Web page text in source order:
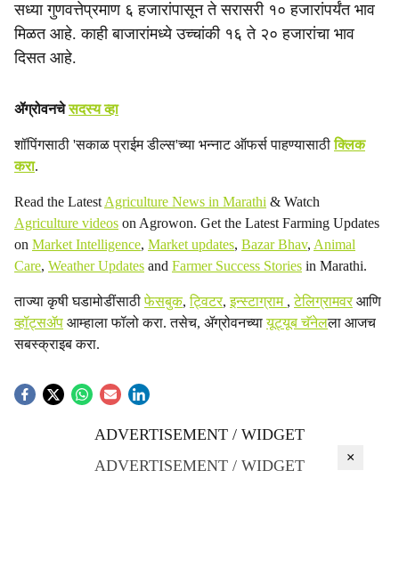
r
e
सध्या गुणवत्तेप्रमाण ६ हजारांपासून ते सरासरी १० हजारांपर्यंत भाव
मिळत आहे. काही बाजारांमध्ये उच्चांकी १६ ते २० हजारांचा भाव
दिसत आहे.
ॲग्रोवनचेसदस्य व्हा
शॉपिंगसाठी 'सकाळ प्राईम डील्स'च्या भन्नाट ऑफर्स पाहण्यासाठीक्लिक
करा.
Read the Latest Agriculture News in Marathi & Watch
Agriculture videos on Agrowon. Get the Latest Farming Updates
on Market Intelligence, Market updates, Bazar Bhav, Animal
Care, Weather Updates and Farmer Success Stories in Marathi.
ताज्या कृषी घडामोडींसाठीफेसबुक,ट्विटर,इन्स्टाग्राम ,टेलिग्रामवरआणि
व्हॉट्सॲप आम्हाला फॉलो करा. तसेच, ॲग्रोवनच्यायूट्यूब चॅनेलला आजच
सबस्क्राइब करा.
ADVERTISEMENT / WIDGET
ADVERTISEMENT / WIDGET
×